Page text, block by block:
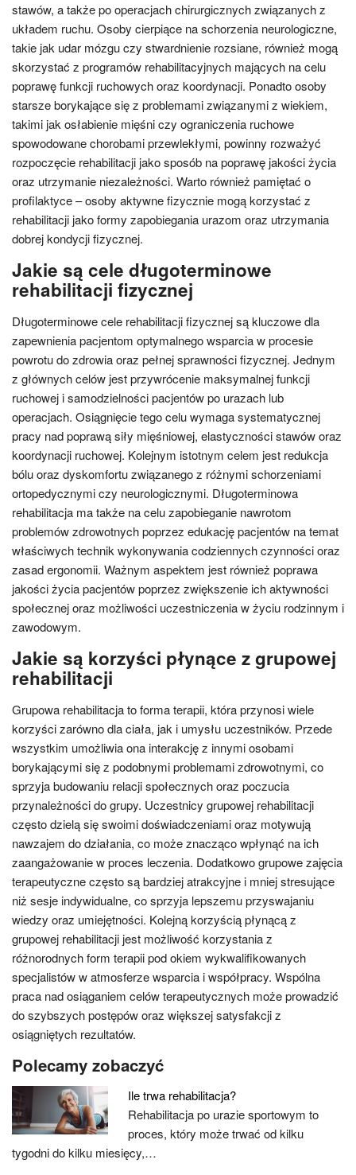
stawów, a także po operacjach chirurgicznych związanych z
układem ruchu. Osoby cierpiące na schorzenia neurologiczne,
takie jak udar mózgu czy stwardnienie rozsiane, również mogą
skorzystać z programów rehabilitacyjnych mających na celu
poprawę funkcji ruchowych oraz koordynacji. Ponadto osoby
starsze borykające się z problemami związanymi z wiekiem,
takimi jak osłabienie mięśni czy ograniczenia ruchowe
spowodowane chorobami przewlekłymi, powinny rozważyć
rozpoczęcie rehabilitacji jako sposób na poprawę jakości życia
oraz utrzymanie niezależności. Warto również pamiętać o
profilaktyce – osoby aktywne fizycznie mogą korzystać z
rehabilitacji jako formy zapobiegania urazom oraz utrzymania
dobrej kondycji fizycznej.
Jakie są cele długoterminowe
rehabilitacji fizycznej
Długoterminowe cele rehabilitacji fizycznej są kluczowe dla
zapewnienia pacjentom optymalnego wsparcia w procesie
powrotu do zdrowia oraz pełnej sprawności fizycznej. Jednym
z głównych celów jest przywrócenie maksymalnej funkcji
ruchowej i samodzielności pacjentów po urazach lub
operacjach. Osiągnięcie tego celu wymaga systematycznej
pracy nad poprawą siły mięśniowej, elastyczności stawów oraz
koordynacji ruchowej. Kolejnym istotnym celem jest redukcja
bólu oraz dyskomfortu związanego z różnymi schorzeniami
ortopedycznymi czy neurologicznymi. Długoterminowa
rehabilitacja ma także na celu zapobieganie nawrotom
problemów zdrowotnych poprzez edukację pacjentów na temat
właściwych technik wykonywania codziennych czynności oraz
zasad ergonomii. Ważnym aspektem jest również poprawa
jakości życia pacjentów poprzez zwiększenie ich aktywności
społecznej oraz możliwości uczestniczenia w życiu rodzinnym i
zawodowym.
Jakie są korzyści płynące z grupowej
rehabilitacji
Grupowa rehabilitacja to forma terapii, która przynosi wiele
korzyści zarówno dla ciała, jak i umysłu uczestników. Przede
wszystkim umożliwia ona interakcję z innymi osobami
borykającymi się z podobnymi problemami zdrowotnymi, co
sprzyja budowaniu relacji społecznych oraz poczucia
przynależności do grupy. Uczestnicy grupowej rehabilitacji
często dzielą się swoimi doświadczeniami oraz motywują
nawzajem do działania, co może znacząco wpłynąć na ich
zaangażowanie w proces leczenia. Dodatkowo grupowe zajęcia
terapeutyczne często są bardziej atrakcyjne i mniej stresujące
niż sesje indywidualne, co sprzyja lepszemu przyswajaniu
wiedzy oraz umiejętności. Kolejną korzyścią płynącą z
grupowej rehabilitacji jest możliwość korzystania z
różnorodnych form terapii pod okiem wykwalifikowanych
specjalistów w atmosferze wsparcia i współpracy. Wspólna
praca nad osiąganiem celów terapeutycznych może prowadzić
do szybszych postępów oraz większej satysfakcji z
osiągniętych rezultatów.
Polecamy zobaczyć
Ile trwa rehabilitacja?
Rehabilitacja po urazie sportowym to
proces, który może trwać od kilku
tygodni do kilku miesięcy,…